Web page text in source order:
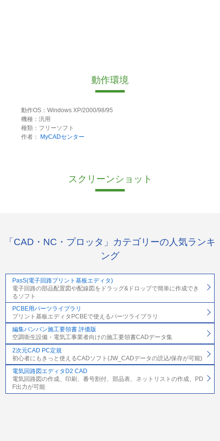
動作環境
動作OS：Windows XP/2000/98/95
機種：汎用
種類：フリーソフト
作者：
MyCADセンター
スクリーンショット
「CAD・NC・プロッタ」カテゴリーの人気ランキ
ング
PasS(電子回路プリント基板エディタ)
電子回路の部品配置図や配線図をドラッグ&ドロップで簡単に作成でき
るソフト
PCBE用パーツライブラリ
プリント基板エディタPCBEで使えるパーツライブラリ
編集バンバン施工要領書 評価版
空調衛生設備・電気工事業者向けの施工要領書CADデータ集
2次元CAD PC定規
初心者にもきっと使えるCADソフト(JW_CADデータの読込/保存が可能)
電気回路図エディタD2 CAD
電気回路図の作成、印刷、番号割付、部品表、ネットリストの作成、PD
F出力が可能